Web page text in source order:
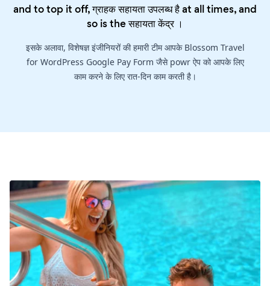
and to top it off, ग्राहक सहायता उपलब्ध है at all times, and
so is theसहायता केंद्र।
इसके अलावा, विशेषज्ञ इंजीनियरों की हमारी टीम आपके Blossom Travel
for WordPress Google Pay Form जैसे powr ऐप को आपके लिए
काम करने के लिए रात-दिन काम करती है।